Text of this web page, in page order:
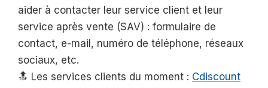
aider à contacter leur service client et leur
service après vente (SAV) : formulaire de
contact, e-mail, numéro de téléphone, réseaux
sociaux, etc.
🔝 Les services clients du moment : Cdiscount